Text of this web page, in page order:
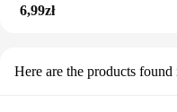
6,99zł
Here are the products found